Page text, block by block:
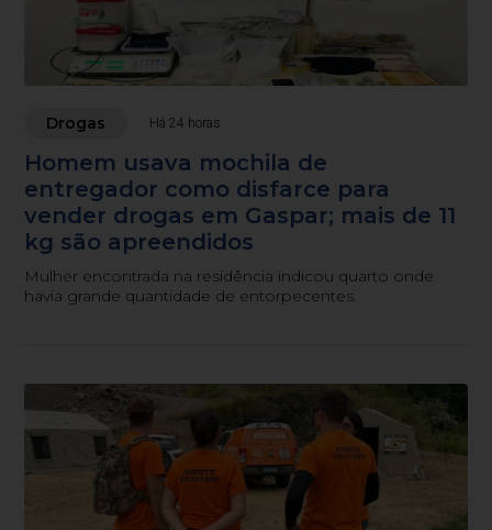
Drogas Há 24 horas
Homem usava mochila de
entregador como disfarce para
vender drogas em Gaspar; mais de 11
kg são apreendidos
Mulher encontrada na residência indicou quarto onde
havia grande quantidade de entorpecentes.